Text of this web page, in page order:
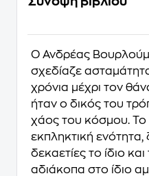
Ο Ανδρέας
σχεδίαζε
χρόνια μέχρι τον
ήταν ο δικός του
χάος του κόσμου. Το
εκπληκτική ενότητα,
δεκαετίες το ίδιο
αδιάκοπα στο ίδιο